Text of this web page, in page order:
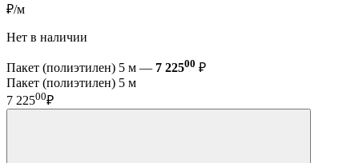
₽/м
Нет в наличии
Пакет (полиэтилен) 5 м — 7 22500 ₽
Пакет (полиэтилен) 5 м
7 22500₽